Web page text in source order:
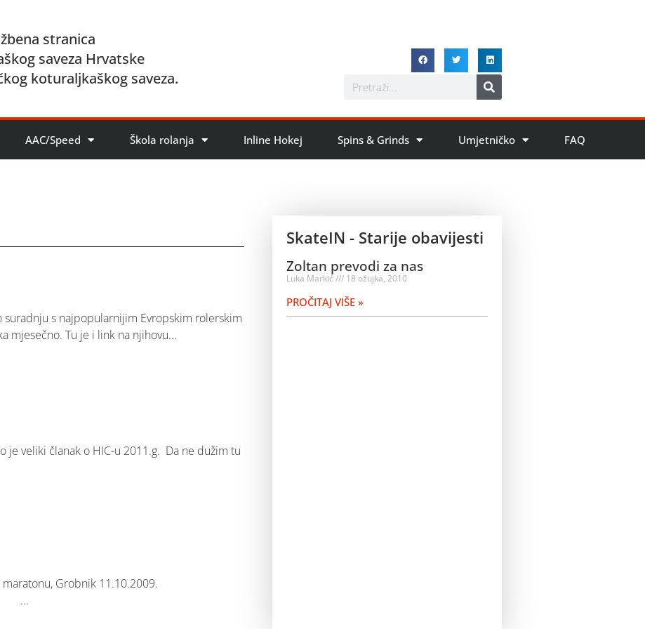
stranica
saveza Hrvatske
koturaljkaškog saveza.
AAC/Speed Škola rolanja Inline Hokej Spins & Grinds Umjetničko FAQ
suradnju s najpopularnijim Evropskim rolerskim
mjesečno. Tu je i link na njihovu
je veliki članak o HIC-u 2011.g. Da ne dužim tu
Grobnik 11.10.2009.
SkateIN - Starije obavijesti
Zoltan prevodi za nas
Luka Markić 18 ožujka, 2010
PROČITAJ VIŠE »